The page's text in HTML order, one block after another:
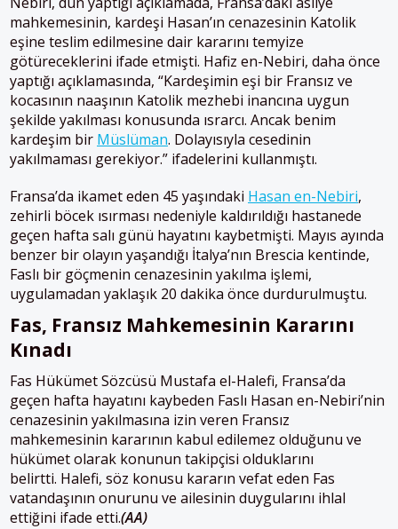
mahkemesinin, kardeşi Hasan’ın cenazesinin Katolik
eşine teslim edilmesine dair kararını temyize
götüreceklerini ifade etmişti. Hafiz en-Nebiri, daha önce
yaptığı açıklamasında, “Kardeşimin eşi bir Fransız ve
kocasının naaşının Katolik mezhebi inancına uygun
şekilde yakılması konusunda ısrarcı. Ancak benim
kardeşim bir Müslüman. Dolayısıyla cesedinin
yakılmaması gerekiyor.” ifadelerini kullanmıştı.
Fransa’da ikamet eden 45 yaşındaki Hasan en-Nebiri,
zehirli böcek ısırması nedeniyle kaldırıldığı hastanede
geçen hafta salı günü hayatını kaybetmişti. Mayıs ayında
benzer bir olayın yaşandığı İtalya’nın Brescia kentinde,
Faslı bir göçmenin cenazesinin yakılma işlemi,
uygulamadan yaklaşık 20 dakika önce durdurulmuştu.
Fas, Fransız Mahkemesinin Kararını
Kınadı
Fas Hükümet Sözcüsü Mustafa el-Halefi, Fransa’da
geçen hafta hayatını kaybeden Faslı Hasan en-Nebiri’nin
cenazesinin yakılmasına izin veren Fransız
mahkemesinin kararının kabul edilemez olduğunu ve
hükümet olarak konunun takipçisi olduklarını
belirtti. Halefi, söz konusu kararın vefat eden Fas
vatandaşının onurunu ve ailesinin duygularını ihlal
ettiğini ifade etti.(AA)